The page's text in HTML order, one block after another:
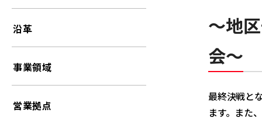
～地
会～
最終決戦と
ます。また
沿革
事業領域
営業拠点